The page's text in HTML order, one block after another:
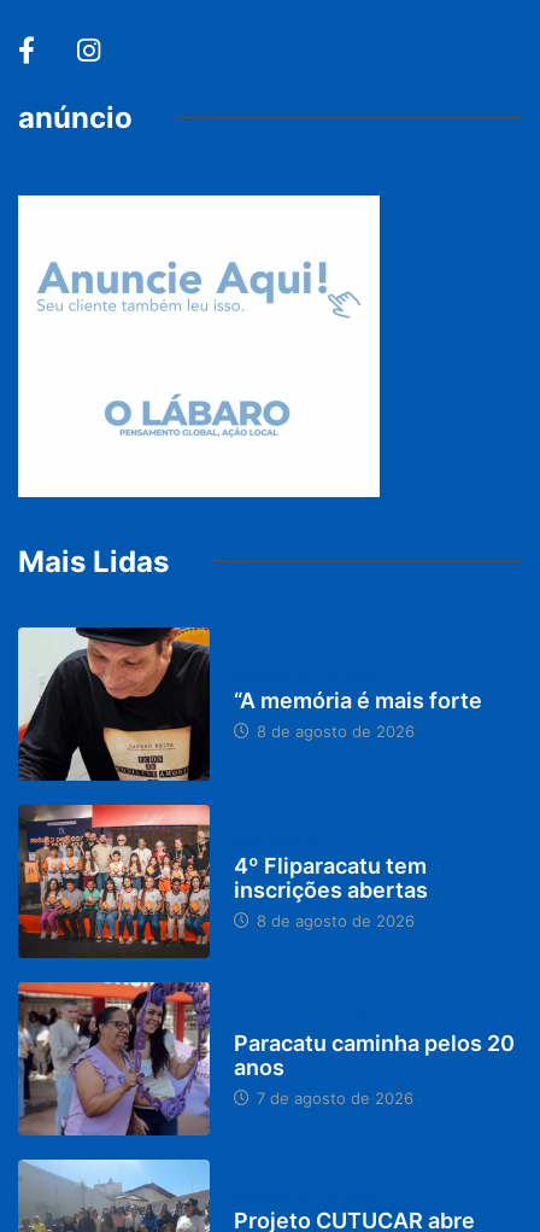
anúncio
Mais Lidas
“A memória é mais forte
8 de agosto de 2026
4º Fliparacatu tem
inscrições abertas
8 de agosto de 2026
Paracatu caminha pelos 20
anos
7 de agosto de 2026
Projeto CUTUCAR abre